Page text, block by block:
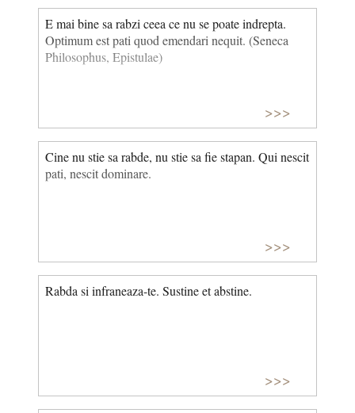
E mai bine sa rabzi ceea ce nu se poate indrepta.
Optimum est pati quod emendari nequit. (Seneca
Philosophus, Epistulae)
>>>
Cine nu stie sa rabde, nu stie sa fie stapan. Qui nescit
pati, nescit dominare.
>>>
Rabda si infraneaza-te. Sustine et abstine.
>>>